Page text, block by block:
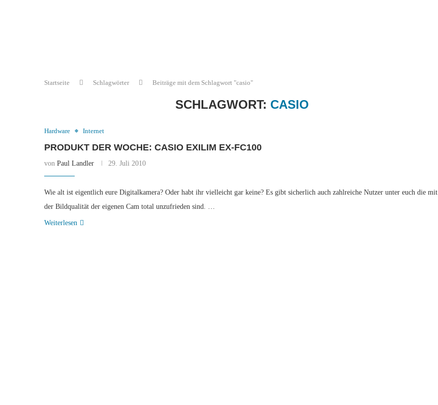
Startseite Schlagwörter Beiträge mit dem Schlagwort "casio"
SCHLAGWORT: CASIO
Hardware Internet
PRODUKT DER WOCHE: CASIO EXILIM EX-FC100
von Paul Landler 29. Juli 2010
Wie alt ist eigentlich eure Digitalkamera? Oder habt ihr vielleicht gar keine? Es gibt sicherlich auch zahlreiche Nutzer unter euch die mit
der Bildqualität der eigenen Cam total unzufrieden sind. …
Weiterlesen